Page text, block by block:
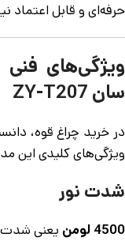
حرفه‌ای و قابل اعتماد
ویژگی‌های
سان ZY-T207
در خرید چراغ قوه،
ویژگی‌های کلیدی این
شدت نور
4500 لومن
یعنی شدت